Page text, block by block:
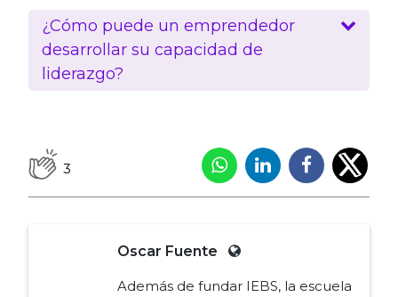
¿Cómo puede un emprendedor
desarrollar su capacidad de
liderazgo?
3
Oscar Fuente
Además de fundar IEBS, la escuela